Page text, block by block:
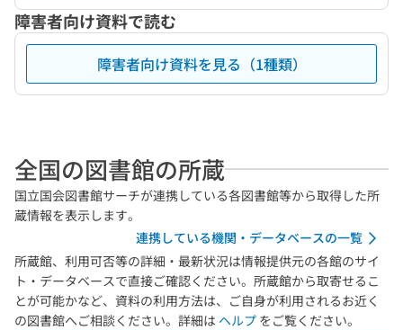
障害者向け資料で読む
障害者向け資料を見る（1種類）
全国の図書館の所蔵
国立国会図書館サーチが連携している各図書館等から取得した所
蔵情報を表示します。
連携している機関・データベースの一覧
所蔵館、利用可否等の詳細・最新状況は情報提供元の各館のサイ
ト・データベースで直接ご確認ください。所蔵館から取寄せるこ
とが可能かなど、資料の利用方法は、ご自身が利用されるお近く
の図書館へご相談ください。詳細は ヘルプ をご覧ください。